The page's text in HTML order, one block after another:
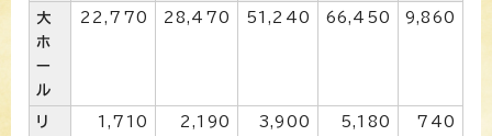
大
ホ
ー
ル
22,770 28,470 51,240 66,450 9,860
リ
1,710 2,190 3,900 5,180 740